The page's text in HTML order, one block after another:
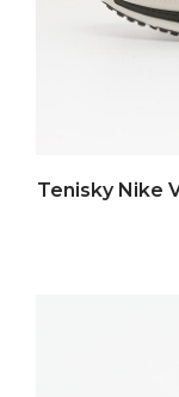
Tenisky Nike